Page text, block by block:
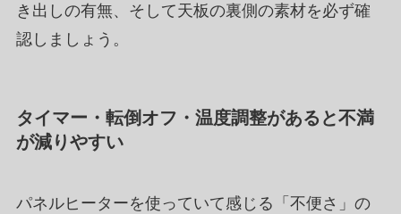
き出しの有無、そして天板の裏側の素材を必ず確
認しましょう。
タイマー・転倒オフ・温度調整があると不満
が減りやすい
パネルヒーターを使っていて感じる「不便さ」の